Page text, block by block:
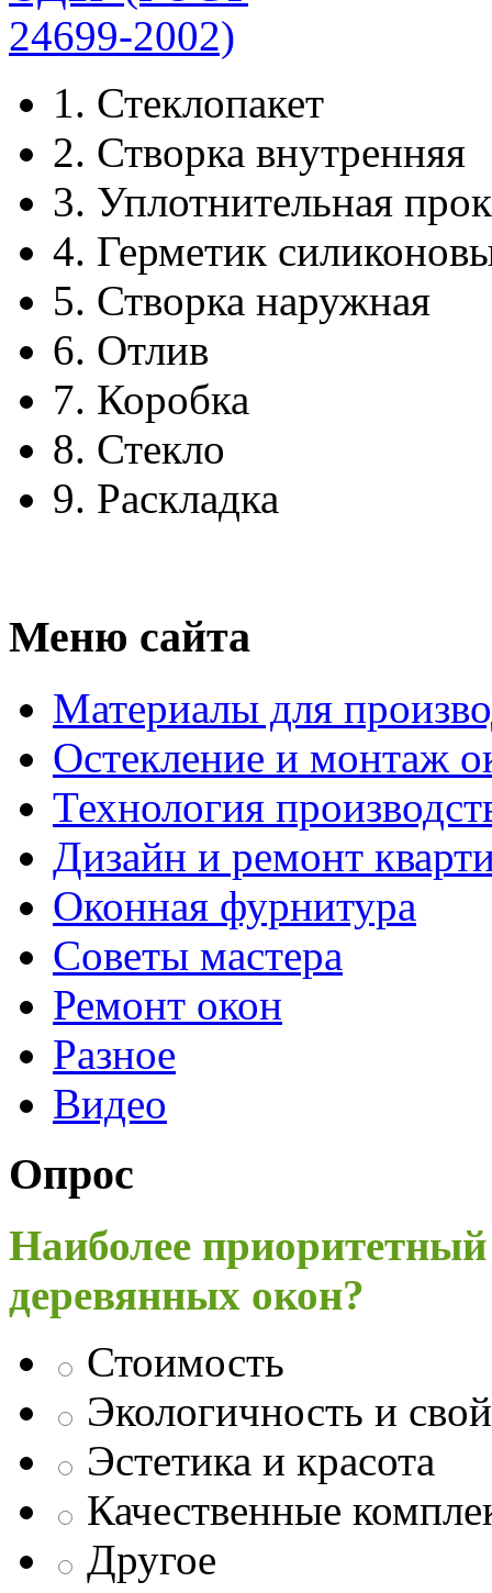
1. Стеклопакет
2. Створка внутренняя
3. Уплотнительная
4. Герметик
5. Створка наружная
6. Отлив
7. Коробка
8. Стекло
9. Раскладка
Меню сайта
Материалы для
Остекление и монтаж
Технология
Дизайн и ремонт
Оконная фурнитура
Советы мастера
Ремонт окон
Разное
Видео
Опрос
Наиболее
деревянных окон?
Стоимость
Экологичность и
Эстетика и красота
Качественные
Другое